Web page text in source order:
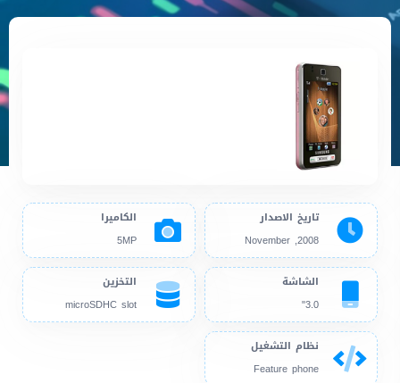
تاريخ الاصدار
2008, November
الكاميرا
5MP
الشاشة
3.0"
التخزين
microSDHC slot
نظام التشغيل
Feature phone